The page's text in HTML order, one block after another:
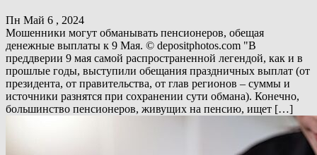
Пн Май 6 , 2024
Мошенники могут обманывать пенсионеров, обещая
денежные выплаты к 9 Мая. © depositphotos.com "В
преддверии 9 мая самой распространенной легендой, как и в
прошлые годы, выступили обещания праздничных выплат (от
президента, от правительства, от глав регионов – суммы и
источники разнятся при сохранении сути обмана). Конечно,
большинство пенсионеров, живущих на пенсию, ищет […]